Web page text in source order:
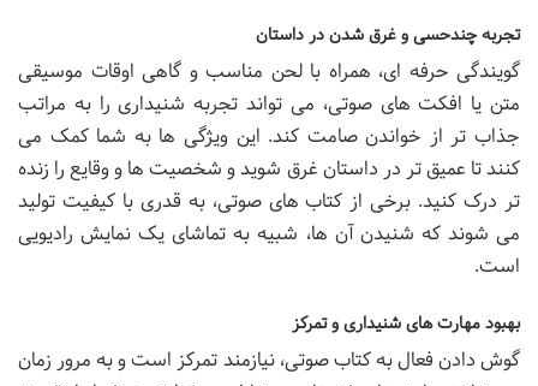
تجربه چندحسی و غرق شدن در داستان
گویندگی حرفه ای، همراه با لحن مناسب و گاهی اوقات موسیقی
متن یا افکت های صوتی، می تواند تجربه شنیداری را به مراتب
جذاب تر از خواندن صامت کند. این ویژگی ها به شما کمک می
کنند تا عمیق تر در داستان غرق شوید و شخصیت ها و وقایع را زنده
تر درک کنید. برخی از کتاب های صوتی، به قدری با کیفیت تولید
می شوند که شنیدن آن ها، شبیه به تماشای یک نمایش رادیویی
است.
بهبود مهارت های شنیداری و تمرکز
گوش دادن فعال به کتاب صوتی، نیازمند تمرکز است و به مرور زمان